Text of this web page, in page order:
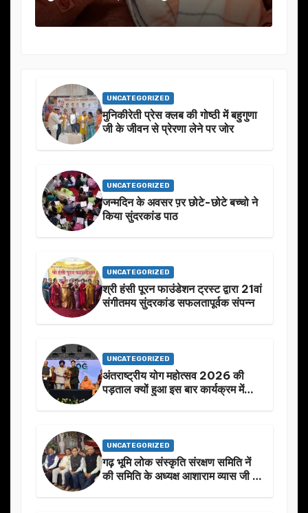
UNCATEGORIZED
मुनिकीरेती प्रेस क्लब की गोष्ठी में बहुगुणा
जी के जीवन से प्रेरणा लेने पर जोर
UNCATEGORIZED
जन्मदिन के अवसर प़र छोटे-छोटे बच्चो ने
किया सुंदरकांड पाठ
UNCATEGORIZED
श्री हंसी पूरन फाउंडेशन ट्रस्ट द्वारा 21वां
संगीतमय सुंदरकांड सफलतापूर्वक संपन्न
UNCATEGORIZED
अंतराष्ट्रीय योग महोत्सव 2026 की
पड़ताल क्यों हुआ इस बार कार्यक्रम में
UNCATEGORIZED
गढ़ भूमि लोक संस्कृति संरक्षण समिति नें
की समिति के अध्यक्ष आशाराम व्यास जी के